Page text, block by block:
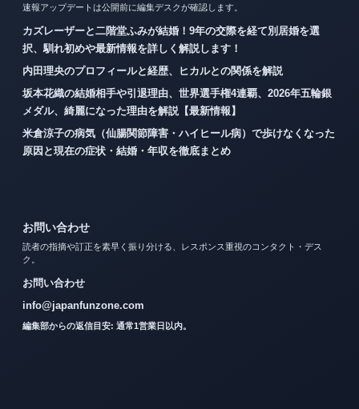
速報アップデートは公開前に編集デスクが確認します。
カズレーザーと二階堂ふみが結婚！9年の交際を経て別居婚を選
択、馴れ初めや最新情報を詳しく解説します！
内田理央のプロフィールと経歴、ヒカルとの関係を解説
坂本花織の結婚相手や引退理由、世界選手権4連覇、2026年五輪銀
メダル、綺麗になった理由を解説【最新情報】
米倉涼子の病気（仙腸関節障害・ハイヒール病）で歩けなくなった
原因と現在の症状・結婚・年収を徹底まとめ
お問い合わせ
読者の指摘や訂正を素早く振り分ける、レスポンス重視のコンタクト・デス
ク。
お問い合わせ
info@japanfunzone.com
編集部からの返信目安: 通常1営業日以内。